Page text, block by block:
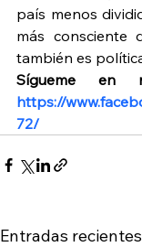
país menos
más consciente
también es
https://
72/
Entradas recientes